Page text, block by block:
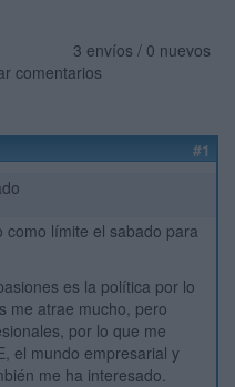
3 envíos / 0 nuevos
comentarios
#1
como límite el sabado para
es la política por lo
me atrae mucho, pero
por lo que me
el mundo empresarial y
me ha interesado.